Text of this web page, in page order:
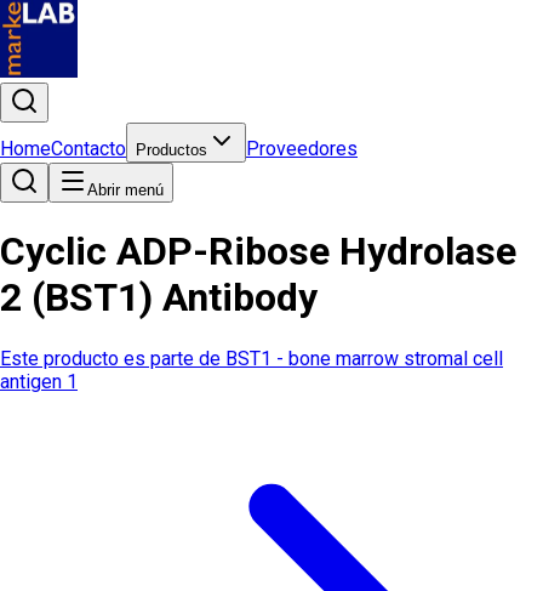
HomeContacto Productos Proveedores
Abrir menú
Cyclic ADP-Ribose Hydrolase
2 (BST1) Antibody
Este producto es parte de BST1 - bone marrow stromal cell
antigen 1